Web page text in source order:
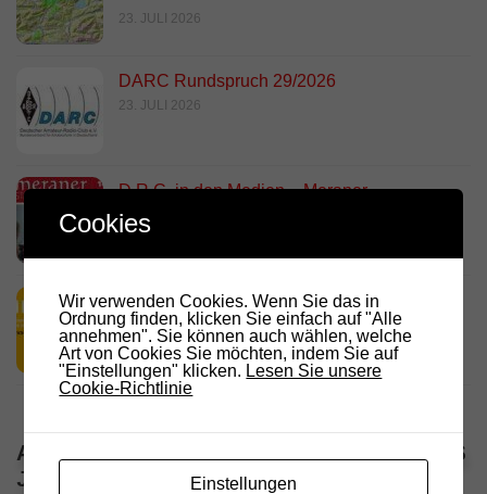
23. JULI 2026
DARC Rundspruch 29/2026
23. JULI 2026
D.R.C. in den Medien – Meraner
Stadtanzeiger
HamRadio Friedrichshafen 2026
11. JULI 2026
ALLE VERANSTALTUNGEN / TERMINE DES
JAHRES
Cookies
Wir verwenden Cookies. Wenn Sie das in
Ordnung finden, klicken Sie einfach auf "Alle
annehmen". Sie können auch wählen, welche
Art von Cookies Sie möchten, indem Sie auf
"Einstellungen" klicken. Lesen Sie unsere
Cookie-Richtlinie
Einstellungen